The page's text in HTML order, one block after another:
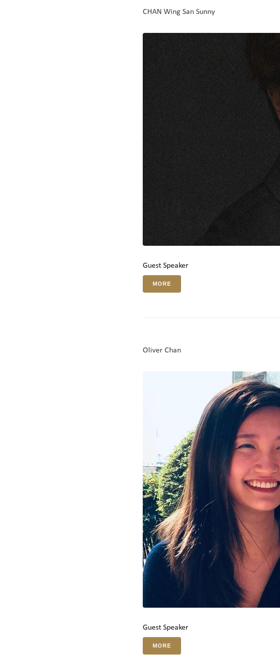
CHAN Wing San Sunny
Guest Speaker
MORE
Oliver Chan
Guest Speaker
MORE